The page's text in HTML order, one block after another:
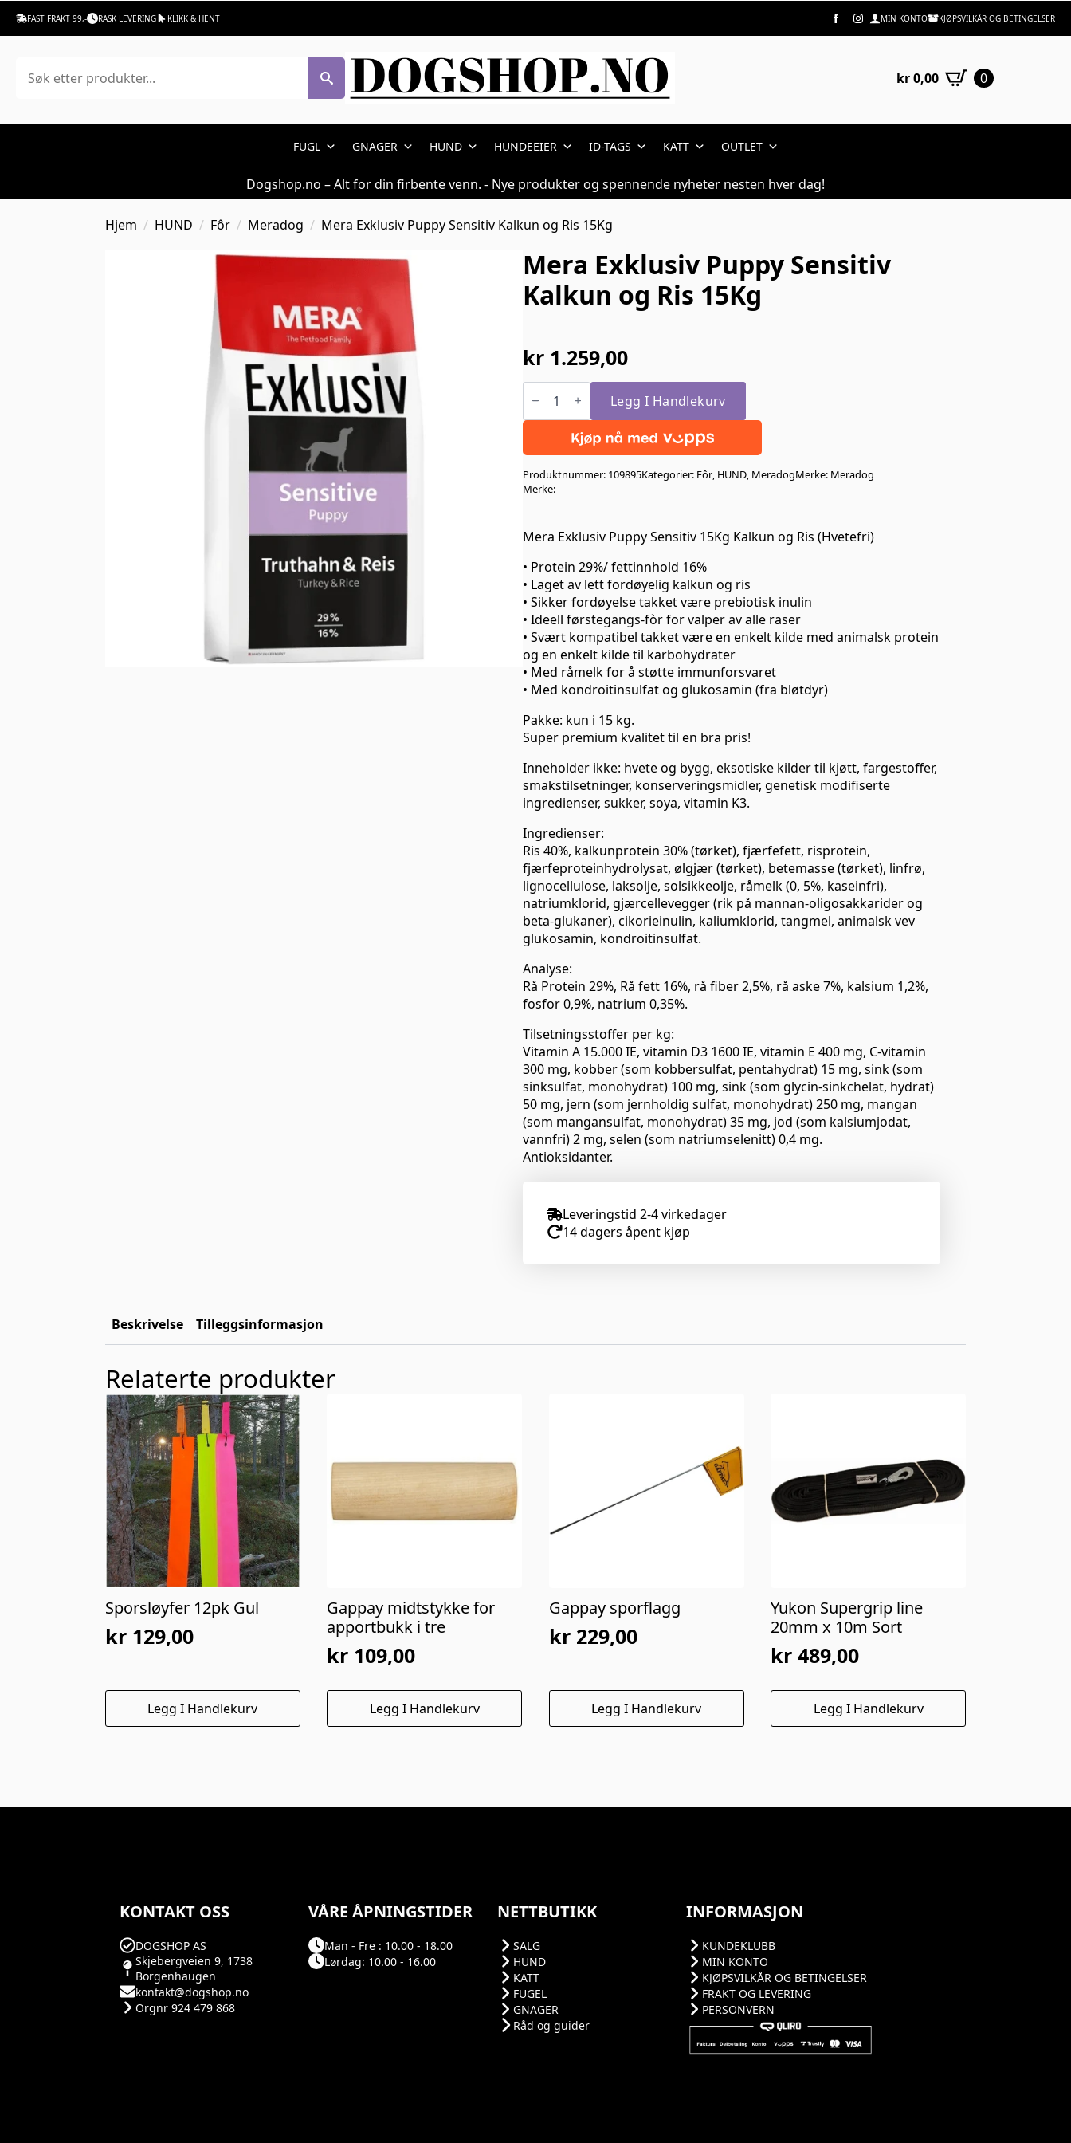
FAST FRAKT 99,- RASK LEVERING KLIKK & HENT MIN KONTO KJØPSVILKÅR OG BETINGELSER
kr0,00 0
FUGL GNAGER HUND HUNDEEIER ID-TAGS KATT OUTLET
Dogshop.no – Alt for din firbente venn. - Nye produkter og spennende nyheter nesten hver dag!
Hjem HUND Fôr Meradog Mera Exklusiv Puppy Sensitiv Kalkun og Ris 15Kg
Mera Exklusiv Puppy Sensitiv
Kalkun og Ris 15Kg
kr 1.259,00
Mera
Exklusiv
Sensitiv
og
15Kg
antall
Legg I Handlekurv
Produktnummer: 109895Kategorier: Fôr, HUND, MeradogMerke: Meradog
Merke:
Mera Exklusiv Puppy Sensitiv 15Kg Kalkun og Ris (Hvetefri)
• Protein 29%/ fettinnhold 16%
• Laget av lett fordøyelig kalkun og ris
• Sikker fordøyelse takket være prebiotisk inulin
• Ideell førstegangs-fòr for valper av alle raser
• Svært kompatibel takket være en enkelt kilde med animalsk protein
og en enkelt kilde til karbohydrater
• Med råmelk for å støtte immunforsvaret
• Med kondroitinsulfat og glukosamin (fra bløtdyr)
Pakke: kun i 15 kg.
Super premium kvalitet til en bra pris!
Inneholder ikke: hvete og bygg, eksotiske kilder til kjøtt, fargestoffer,
smakstilsetninger, konserveringsmidler, genetisk modifiserte
ingredienser, sukker, soya, vitamin K3.
Ingredienser:
Ris 40%, kalkunprotein 30% (tørket), fjærfefett, risprotein,
fjærfeproteinhydrolysat, ølgjær (tørket), betemasse (tørket), linfrø,
lignocellulose, laksolje, solsikkeolje, råmelk (0, 5%, kaseinfri),
natriumklorid, gjærcellevegger (rik på mannan-oligosakkarider og
beta-glukaner), cikorieinulin, kaliumklorid, tangmel, animalsk vev
glukosamin, kondroitinsulfat.
Analyse:
Rå Protein 29%, Rå fett 16%, rå fiber 2,5%, rå aske 7%, kalsium 1,2%,
fosfor 0,9%, natrium 0,35%.
Tilsetningsstoffer per kg:
Vitamin A 15.000 IE, vitamin D3 1600 IE, vitamin E 400 mg, C-vitamin
300 mg, kobber (som kobbersulfat, pentahydrat) 15 mg, sink (som
sinksulfat, monohydrat) 100 mg, sink (som glycin-sinkchelat, hydrat)
50 mg, jern (som jernholdig sulfat, monohydrat) 250 mg, mangan
(som mangansulfat, monohydrat) 35 mg, jod (som kalsiumjodat,
vannfri) 2 mg, selen (som natriumselenitt) 0,4 mg.
Antioksidanter.
Leveringstid 2-4 virkedager
14 dagers åpent kjøp
Beskrivelse Tilleggsinformasjon
Relaterte produkter
Sporsløyfer 12pk Gul
kr 129,00
Legg I Handlekurv
Gappay midtstykke for
apportbukk i tre
kr 109,00
Legg I Handlekurv
Gappay sporflagg
kr229,00
Legg I Handlekurv
Yukon Supergrip line
20mm x 10m Sort
kr 489,00
Legg I Handlekurv
KONTAKT OSS
DOGSHOP AS
Skjebergveien 9, 1738
Borgenhaugen
kontakt@dogshop.no
Orgnr 924 479 868
VÅRE ÅPNINGSTIDER
Man - Fre : 10.00 - 18.00
Lørdag: 10.00 - 16.00
NETTBUTIKK
SALG
HUND
KATT
FUGEL
GNAGER
Råd og guider
INFORMASJON
KUNDEKLUBB
MIN KONTO
KJØPSVILKÅR OG BETINGELSER
FRAKT OG LEVERING
PERSONVERN